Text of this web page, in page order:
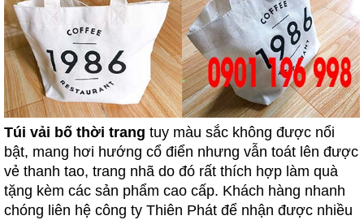
Túi vải bố thời trang tuy màu sắc không được nổi
bật, mang hơi hướng cổ điển nhưng vẫn toát lên được
vẻ thanh tao, trang nhã do đó rất thích hợp làm quà
tặng kèm các sản phẩm cao cấp. Khách hàng nhanh
chóng liên hệ công ty Thiên Phát để nhận được nhiều